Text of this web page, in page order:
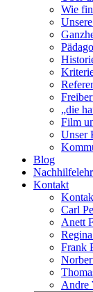
Wie
„die
Film
Unser
Blog
Kontakt
Carl
Anett
Frank
Andre